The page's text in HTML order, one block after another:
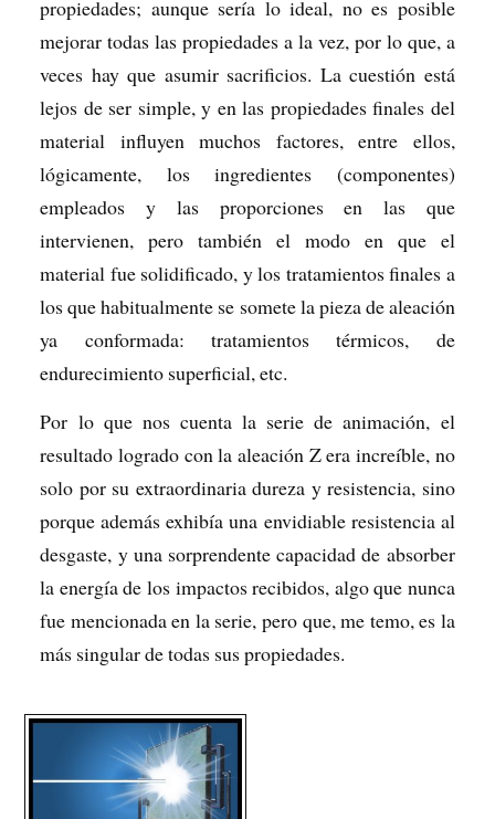
propiedades; aunque sería lo ideal, no es posible
mejorar todas las propiedades a la vez, por lo que, a
veces hay que asumir sacrificios. La cuestión está
lejos de ser simple, y en las propiedades finales del
material influyen muchos factores, entre ellos,
lógicamente, los ingredientes (componentes)
empleados y las proporciones en las que
intervienen, pero también el modo en que el
material fue solidificado, y los tratamientos finales a
los que habitualmente se somete la pieza de aleación
ya conformada: tratamientos térmicos, de
endurecimiento superficial, etc.
Por lo que nos cuenta la serie de animación, el
resultado logrado con la aleación Z era increíble, no
solo por su extraordinaria dureza y resistencia, sino
porque además exhibía una envidiable resistencia al
desgaste, y una sorprendente capacidad de absorber
la energía de los impactos recibidos, algo que nunca
fue mencionada en la serie, pero que, me temo, es la
más singular de todas sus propiedades.